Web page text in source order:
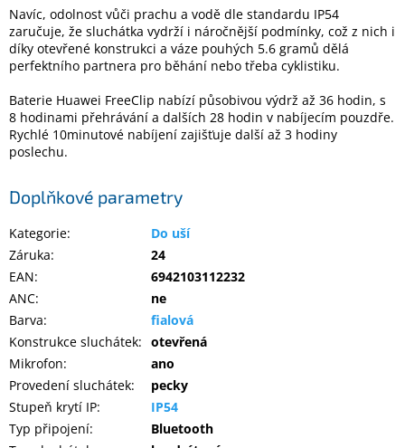
Sestavy
počítačů
Inpraise
systémy
MILESIGHT
Přihlášení
Navíc, odolnost vůči prachu a vodě dle standardu IP54
zaručuje, že sluchátka vydrží i náročnější podmínky, což z nich i
díky otevřené konstrukci a váze pouhých 5.6 gramů dělá
perfektního partnera pro běhání nebo třeba cyklistiku.
Baterie Huawei FreeClip nabízí působivou výdrž až 36 hodin, s
8 hodinami přehrávání a dalších 28 hodin v nabíjecím pouzdře.
Rychlé 10minutové nabíjení zajišťuje další až 3 hodiny
poslechu.
Doplňkové parametry
Kategorie:
Do uší
Záruka:
24
EAN:
6942103112232
ANC:
ne
Barva:
fialová
Konstrukce sluchátek: otevřená
Mikrofon:
ano
Provedení sluchátek:
pecky
Stupeň krytí IP:
IP54
Typ připojení:
Bluetooth